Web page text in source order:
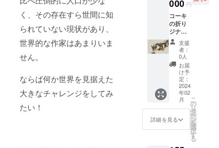
く、その存在すら世間に知
られていない現状があり、
世界的な作家はあまりいま
せん。
ならば何か世界を見据えた
大きなチャレンジをしてみ
たい！
す。 ピ
アスか
イヤリ
ングを
お選び
くださ
い。本
体の金
具は18
金メッ
キ、そ
のほか
金属は
14金を
ます。
サイ
けない
書いた
場合ほ
かの支
援者さ
まに迷
惑がか
かりま
すので
ご配慮
くださ
い！) 着
用期間
滞在期
間内(3
認をお
願い致
しま
す。
https://
support
.zoom.u
s/hc/ja/
articles
/201362
023-
Zoom-
%E3%8
1%AE
%E3%8
2%B7%
お渡し
しま
す！ 作
品サイ
ズ 幅
20cm x
奥行
7cm x
高さ
10cmほ
ど。
000 円
コーキ
の折り
ジナル
作品
龍 写真
の来年
の干
支、辰
をお渡
し。渾
身のオ
リジナ
ルデザ
インで
す！ サ
イズや
支援
者：
0人
お届
け予
定：
2024
年02
月
詳細を見る
こ
の
リ
タ
ー
ン
を
選
択
す
る